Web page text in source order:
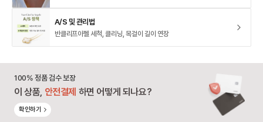
A/S 및 관리법
반클리프아펠 세척, 클리닝, 목걸이 길이 연장
100% 정품 검수 보장
이 상품, 안전결제 하면 어떻게 되나요?
확인하기